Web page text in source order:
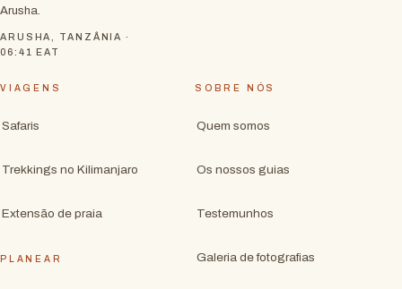
Arusha.
ARUSHA, TANZÂNIA ·
06:41
EAT
VIAGENS
Safaris
Trekkings no Kilimanjaro
Extensão de praia
PLANEAR
SOBRE NÓS
Quem somos
Os nossos guias
Testemunhos
Galeria de fotografias